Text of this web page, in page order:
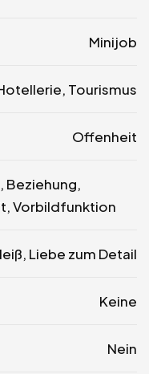
Minijob
Tourismus
Offenheit
Beziehung,
Vorbildfunktion
Liebe zum Detail
Keine
Nein